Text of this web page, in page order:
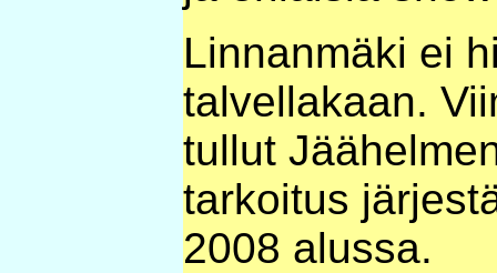
Linnanmäki ei
talvellakaan.
tullut
tarkoitus
2008 alussa.